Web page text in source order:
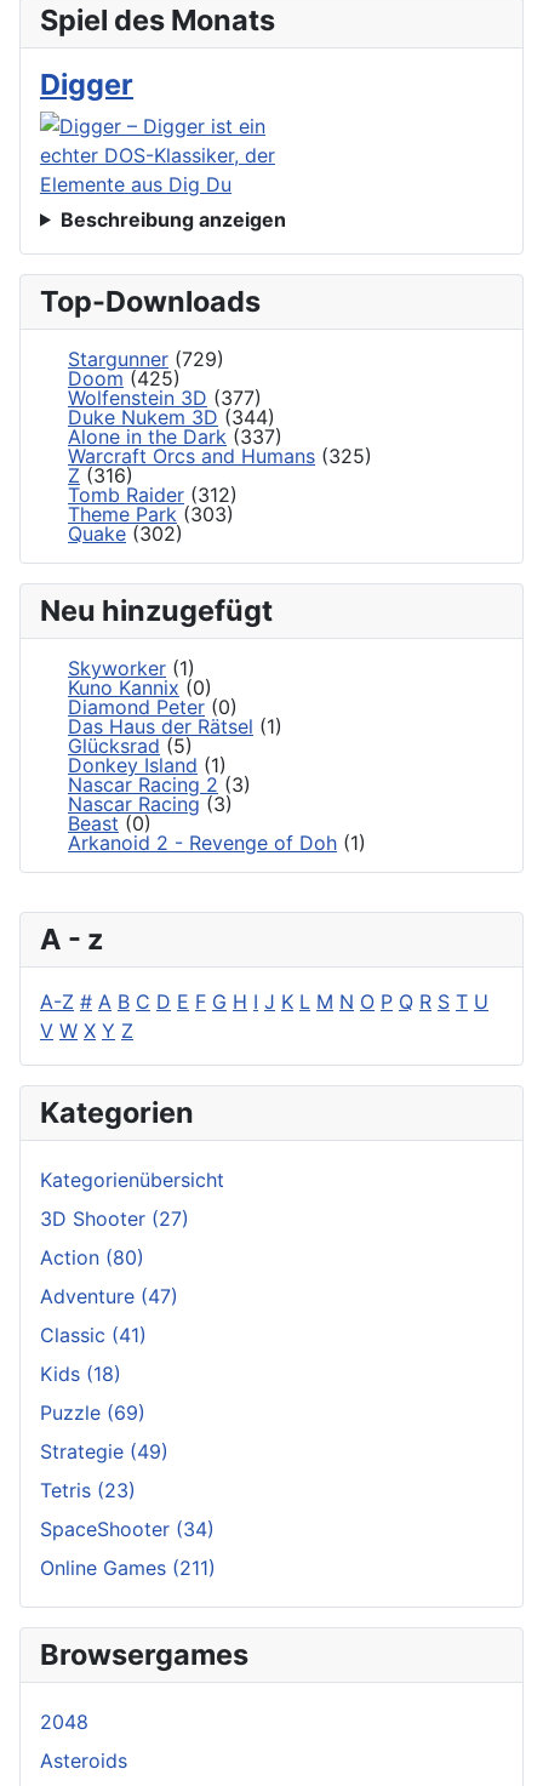
A - z
A-Z # A B C D E F G H I J K L M N O P Q R S T U
V W X Y Z
Kategorien
Kategorienübersicht
3D Shooter (27)
Action (80)
Adventure (47)
Classic (41)
Kids (18)
Puzzle (69)
Strategie (49)
Tetris (23)
SpaceShooter (34)
Online Games (211)
Browsergames
2048
Asteroids
Spiel des Monats
Digger
Beschreibung anzeigen
Top-Downloads
Stargunner (729)
Doom (425)
Wolfenstein 3D (377)
Duke Nukem 3D (344)
Alone in the Dark (337)
Warcraft Orcs and Humans (325)
Z (316)
Tomb Raider (312)
Theme Park (303)
Quake (302)
Neu hinzugefügt
Skyworker (1)
Kuno Kannix (0)
Diamond Peter (0)
Das Haus der Rätsel (1)
Glücksrad (5)
Donkey Island (1)
Nascar Racing 2 (3)
Nascar Racing (3)
Beast (0)
Arkanoid 2 - Revenge of Doh (1)